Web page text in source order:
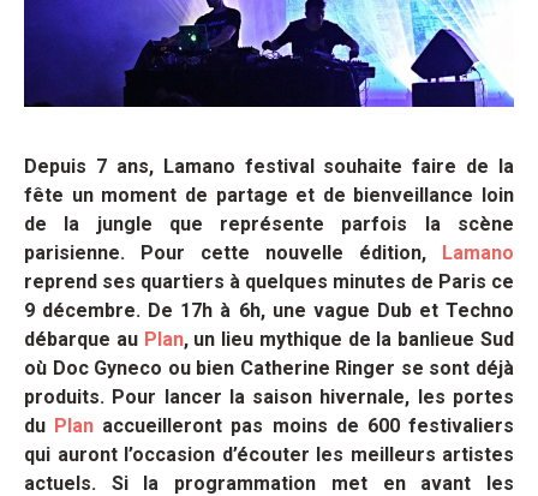
Depuis 7 ans, Lamano festival souhaite faire de la
fête un moment de partage et de bienveillance loin
de la jungle que représente parfois la scène
parisienne. Pour cette nouvelle édition, Lamano
reprend ses quartiers à quelques minutes de Paris ce
9 décembre. De 17h à 6h, une vague Dub et Techno
débarque au Plan, un lieu mythique de la banlieue Sud
où Doc Gyneco ou bien Catherine Ringer se sont déjà
produits. Pour lancer la saison hivernale, les portes
du Plan accueilleront pas moins de 600 festivaliers
qui auront l’occasion d’écouter les meilleurs artistes
actuels. Si la programmation met en avant les